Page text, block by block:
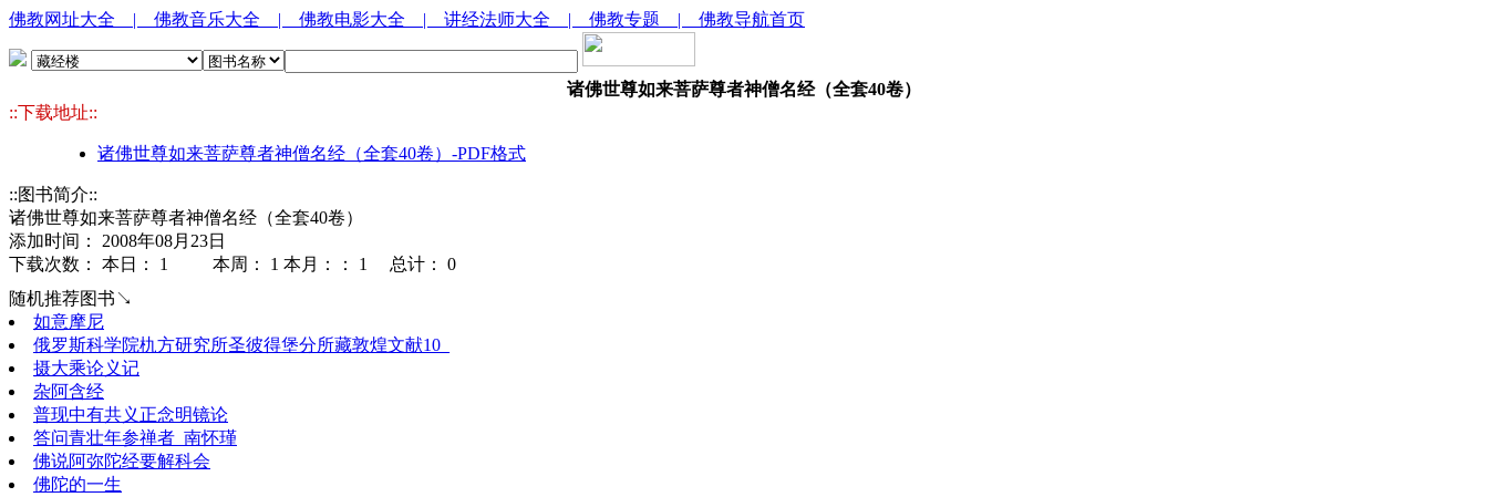
佛教网址大全 | 佛教音乐大全 | 佛教电影大全 | 讲经法师大全 | 佛教专题 | 佛教导航首页
诸佛世尊如来菩萨尊者神僧名经（全套40卷）
::下载地址::
诸佛世尊如来菩萨尊者神僧名经（全套40卷）-PDF格式
::图书简介::
诸佛世尊如来菩萨尊者神僧名经（全套40卷）
添加时间： 2008年08月23日
下载次数： 本日： 1 本周： 1 本月：： 1 总计： 0
随机推荐图书↘
如意摩尼
俄罗斯科学院朹方研究所圣彼得堡分所藏敦煌文献10_
摄大乘论义记
杂阿含经
普现中有共义正念明镜论
答问青壮年参禅者_南怀瑾
佛说阿弥陀经要解科会
佛陀的一生